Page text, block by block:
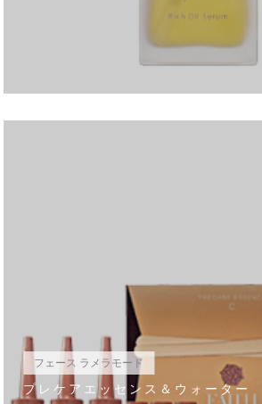
フェース ラメラモード
プレケアエッセンス＆ウォーター